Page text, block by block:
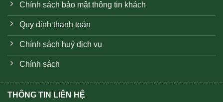
Chính sách bảo mật thông tin khách
Quy định thanh toán
Chính sách huỷ dịch vụ
Chính sách
THÔNG TIN LIÊN HỆ